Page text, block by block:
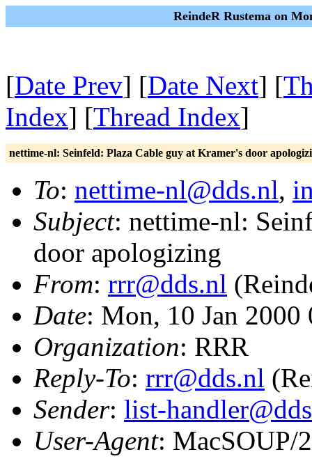
ReindeR Rustema on
[Date Prev] [Date Next] [
Index] [Thread Index]
nettime-nl: Seinfeld: Plaza Cable guy at Kramer's door
To: nettime-nl@dds.nl,
Subject: nettime-nl:
door apologizing
From: rrr@dds.nl
Date: Mon, 10 Jan
Organization: RRR
Reply-To: rrr@dds.nl
Sender: list-
User-Agent: MacSOUP/